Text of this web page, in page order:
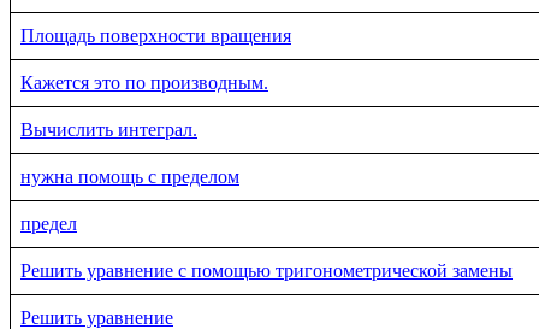
Площадь поверхности вращения
Кажется это по производным.
Вычислить интеграл.
нужна помощь с пределом
предел
Решить уравнение с помощью тригонометрической замены
Решить уравнение